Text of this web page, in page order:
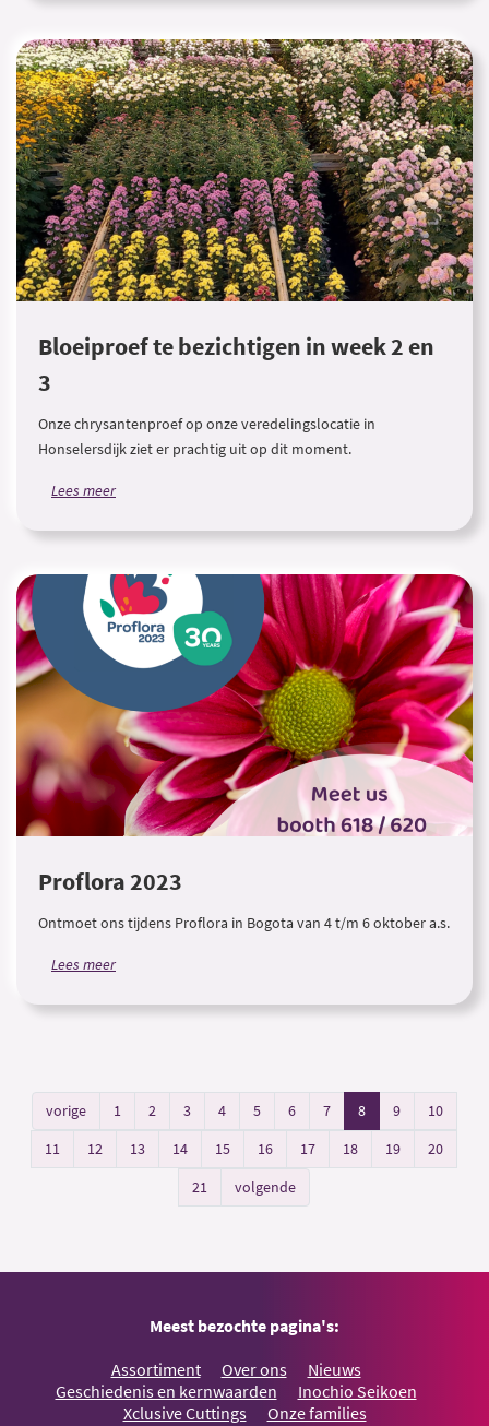
Bloeiproef te bezichtigen in week 2 en
3
Onze chrysantenproef op onze veredelingslocatie in
Honselersdijk ziet er prachtig uit op dit moment.
Lees meer
Proflora 2023
Ontmoet ons tijdens Proflora in Bogota van 4 t/m 6 oktober a.s.
Lees meer
vorige 1 2 3 4 5 6 7 8 9
10
11
12 13 14 15 16 17 18 19
20
21
volgende
Meest bezochte pagina's:
Assortiment Over ons
Nieuws
Geschiedenis en kernwaarden
Inochio Seikoen
Xclusive Cuttings
Onze families